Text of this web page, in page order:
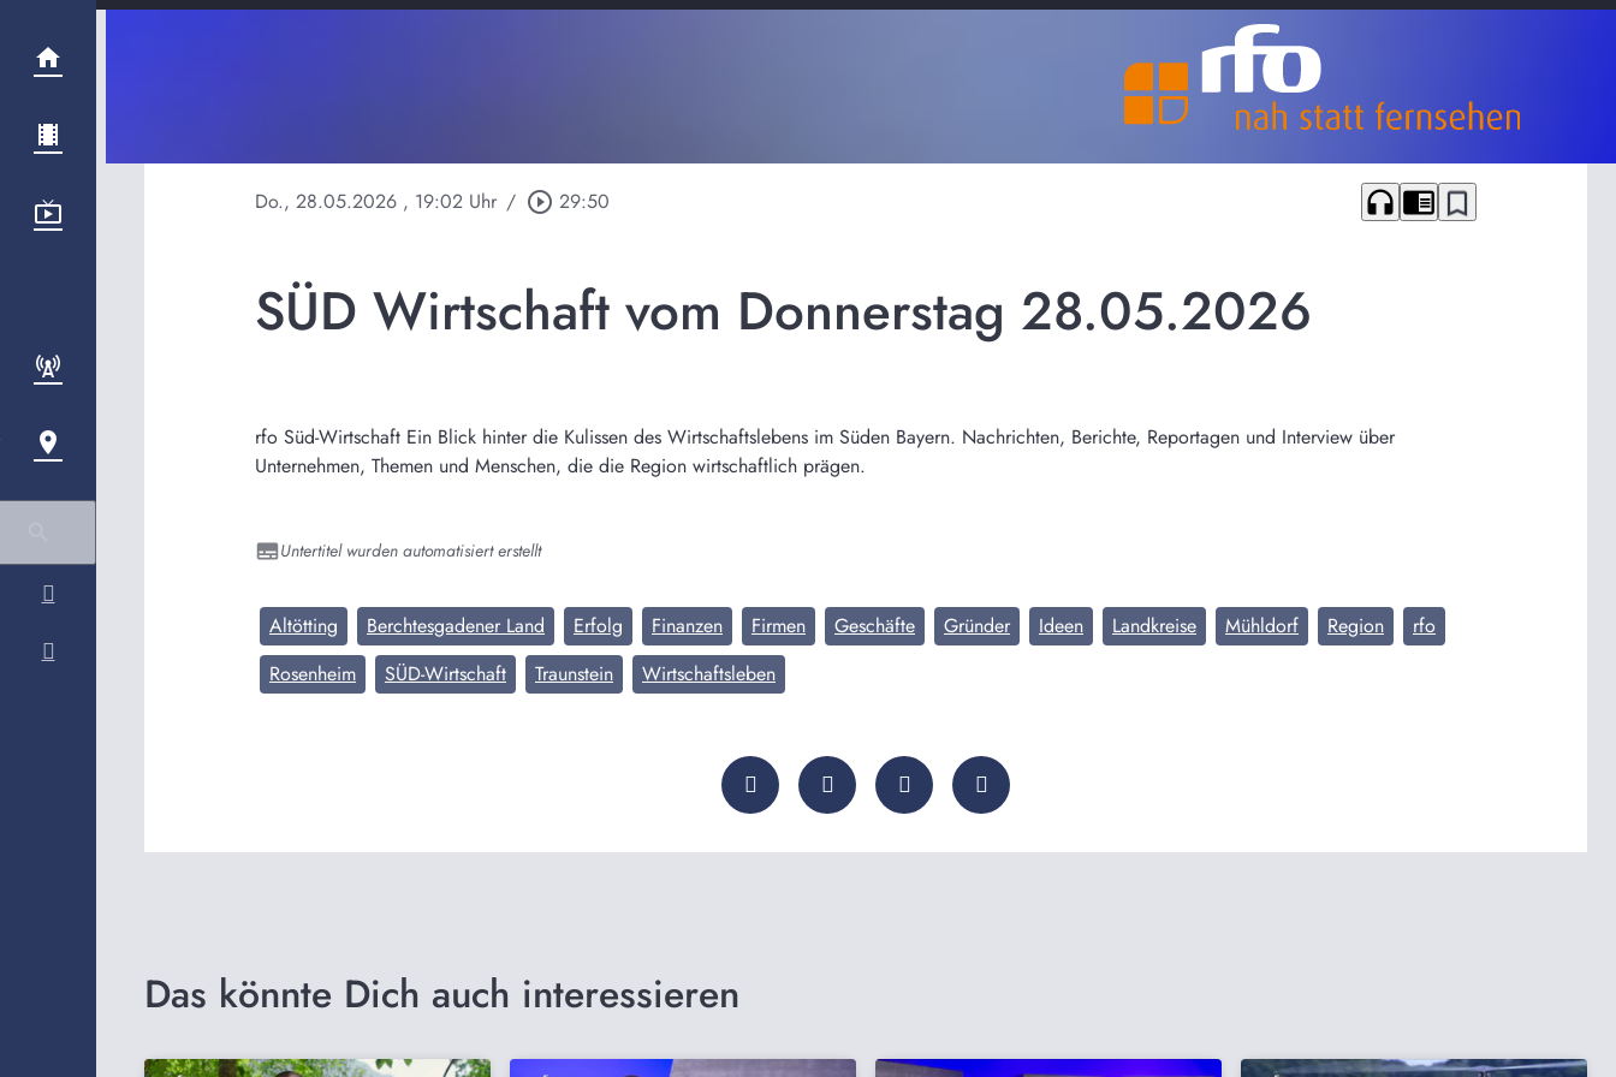
Do., 28.05.2026 , 19:02 Uhr / play_circle_outline 29:50 headphones chrome_reader_mode bookmark_border
SÜD Wirtschaft vom Donnerstag 28.05.2026
rfo Süd-Wirtschaft Ein Blick hinter die Kulissen des Wirtschaftslebens im Süden Bayern. Nachrichten, Berichte, Reportagen und Interview über
Unternehmen, Themen und Menschen, die die Region wirtschaftlich prägen.
Untertitel wurden automatisiert erstellt
Altötting Berchtesgadener Land Erfolg Finanzen Firmen Geschäfte Gründer Ideen Landkreise Mühldorf Region
rfo
Rosenheim
SÜD-Wirtschaft Traunstein Wirtschaftsleben
Das könnte Dich auch interessieren